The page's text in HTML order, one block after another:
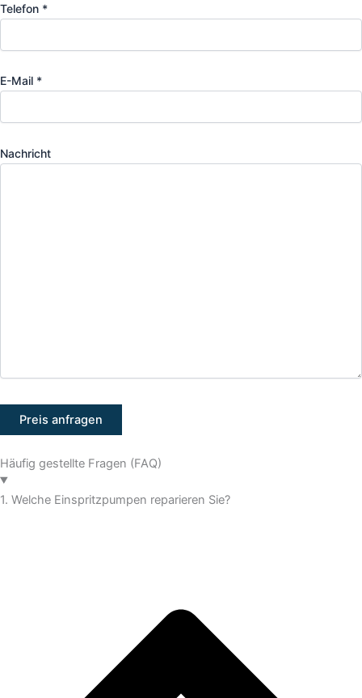
Telefon *
E-Mail *
Nachricht
Häufig gestellte Fragen (FAQ)
1. Welche Einspritzpumpen reparieren Sie?